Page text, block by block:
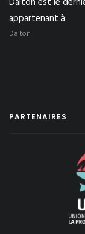
appartenant à
Dalton
PARTENAIRES